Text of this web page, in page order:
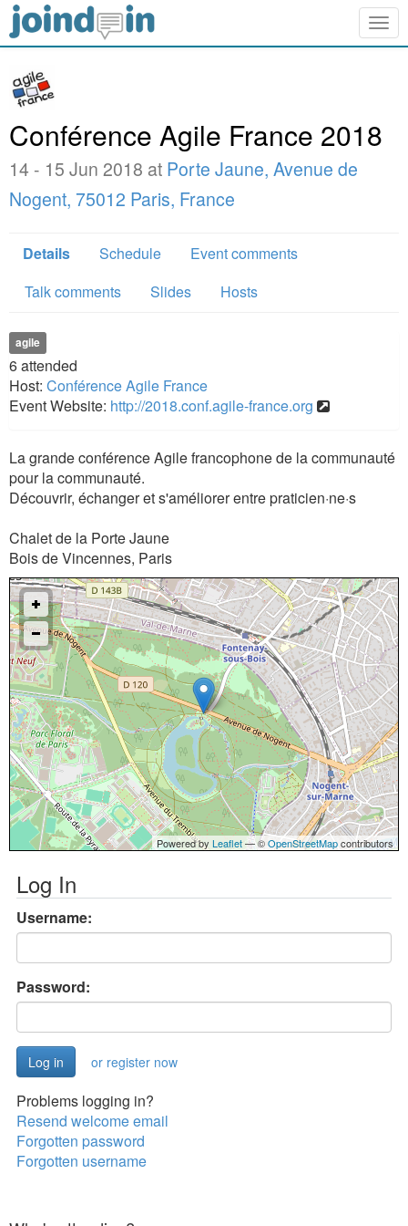
Conférence Agile France 2018
14 - 15 Jun 2018 at Porte Jaune, Avenue de
Nogent, 75012 Paris, France
Details Schedule
Event comments
Talk comments
Slides Hosts
agile
6attended
Host: Conférence Agile France
Event Website: http://2018.conf.agile-france.org
La grande conférence Agile francophone de la communauté
pour la communauté.
Découvrir, échanger et s'améliorer entre praticien·ne·s
Chalet de la Porte Jaune
Bois de Vincennes, Paris
Powered byLeaflet— ©OpenStreetMapcontributors
Log In
Username:
Password:
or register now
Problems logging in?
Resend welcome email
Forgotten password
Forgotten username